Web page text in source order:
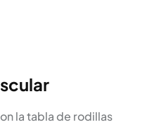
la tabla de rodillas